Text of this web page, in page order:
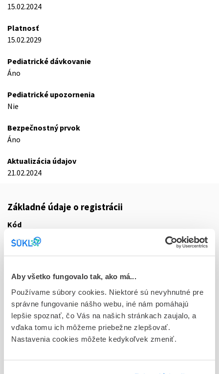
Aby všetko fungovalo tak, ako má...
Používame súbory cookies. Niektoré sú nevyhnutné pre
správne fungovanie nášho webu, iné nám pomáhajú
lepšie spoznať, čo Vás na našich stránkach zaujalo, a
vďaka tomu ich môžeme priebežne zlepšovať.
Nastavenia cookies môžete kedykoľvek zmeniť.
15.02.2024
Platnosť
15.02.2029
Pediatrické dávkovanie
Áno
Pediatrické upozornenia
Nie
Bezpečnostný prvok
Áno
Aktualizácia údajov
21.02.2024
Základné údaje o registrácii
Kód
Registračné číslo
Doplnok
tbl flm 56x2,5 mg (fľ.HDPE)
Stav
R - Aktuálna registrácia
Typ registračnej procedúry